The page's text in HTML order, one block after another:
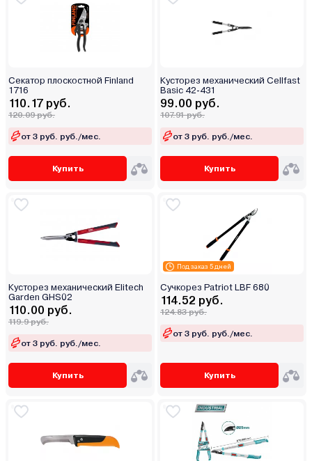
Секатор плоскостной Finland
1716
110.17 руб.
120.09 руб.
от 3 руб. руб./мес.
Купить
Кусторез механический Cellfast
Basic 42-431
99.00 руб.
107.91 руб.
от 3 руб. руб./мес.
Купить
Кусторез механический Elitech
Garden GHS02
110.00 руб.
119.9 руб.
от 3 руб. руб./мес.
Купить
Под заказ 5 дней
Сучкорез Patriot LBF 680
114.52 руб.
124.83 руб.
от 3 руб. руб./мес.
Купить